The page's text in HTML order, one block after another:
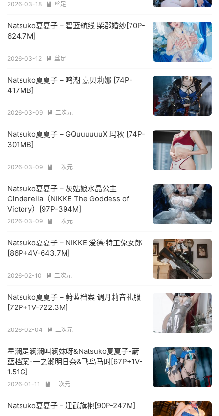
2026-03-18  丝足
Natsuko夏夏子 – 碧蓝航线 柴郡婚纱[70P-
624.7M]
2026-03-12  丝足
Natsuko夏夏子 – 鸣潮 嘉贝莉娜 [74P-
417MB]
2026-03-09  二次元
Natsuko夏夏子 – GQuuuuuuX 玛秋 [74P-
301MB]
2026-03-09  二次元
Natsuko夏夏子 – 灰姑娘水晶公主
Cinderella（NIKKE The Goddess of
Victory）[97P-394M]
2026-03-09  二次元
Natsuko夏夏子 – NIKKE 爱德·特工兔女郎
[86P+4V-643.7M]
2026-02-10  二次元
Natsuko夏夏子 – 蔚蓝档案 调月莉音礼服
[72P+1V-722.3M]
2026-02-04  二次元
星澜是澜澜叫澜妹呀&Natsuko夏夏子-蔚
蓝档案-一之濑明日奈&飞鸟马时[67P+1V-
1.51G]
2026-01-11  二次元
Natsuko夏夏子 - 建武旗袍[90P-247M]